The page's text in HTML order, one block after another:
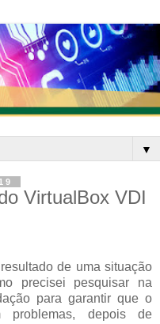
▼
VirtualBox VDI
de uma situação
precisei pesquisar na
para garantir que o
problemas, depois de